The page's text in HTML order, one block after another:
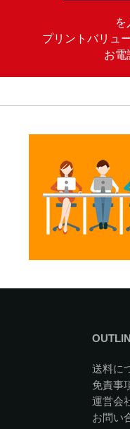
を
プリントバリュ
お電
送料に
免責事
運営会
お問い